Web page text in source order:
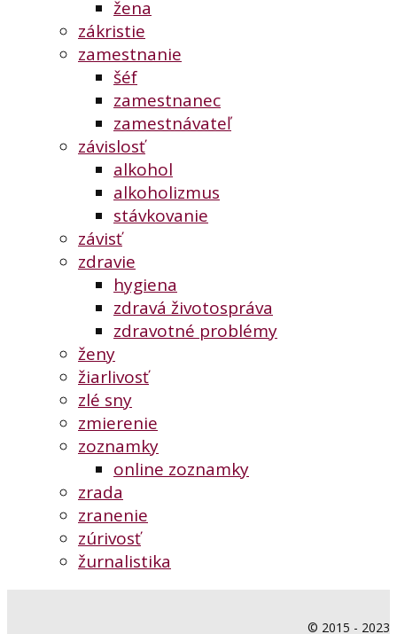
žena
zákristie
zamestnanie
šéf
zamestnanec
zamestnávateľ
závislosť
alkohol
alkoholizmus
stávkovanie
závisť
zdravie
hygiena
zdravá životospráva
zdravotné problémy
ženy
žiarlivosť
zlé sny
zmierenie
zoznamky
online zoznamky
zrada
zranenie
zúrivosť
žurnalistika
© 2015 - 2023